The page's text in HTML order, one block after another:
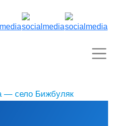
— село Бижбуляк